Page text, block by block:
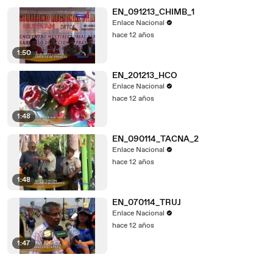
1:50
EN_091213_CHIMB_1
Enlace Nacional
hace 12 años
1:48
EN_201213_HCO
Enlace Nacional
hace 12 años
1:48
EN_090114_TACNA_2
Enlace Nacional
hace 12 años
1:47
EN_070114_TRUJ
Enlace Nacional
hace 12 años